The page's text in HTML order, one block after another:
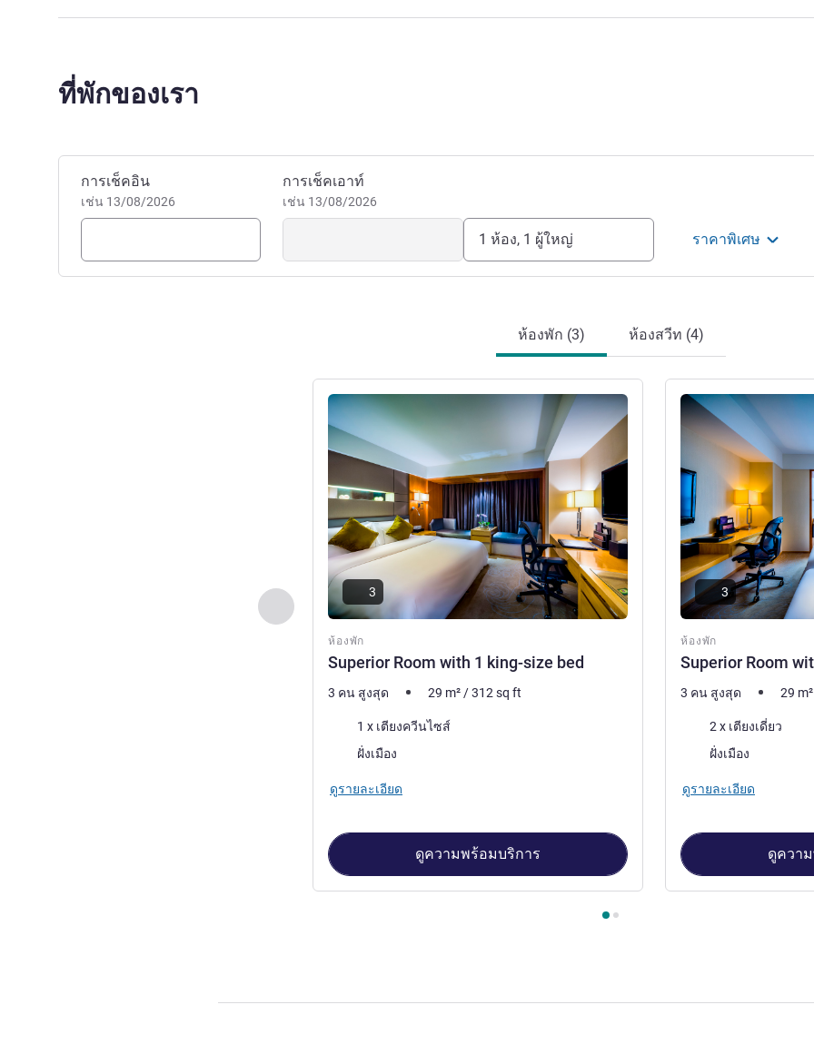
ที่พักของเรา
จองโรงแรมนี้
การเช็คอิน
เช่น 13/08/2026
การเช็คเอาท์
เช่น 13/08/2026
1 ห้อง, 1 ผู้ใหญ่ ราคาพิเศษ
ห้องพัก (3) ห้องสวีท (4)
ก่อนหน้า - ห้องพัก
ห้องพัก
Superior Room with 1 king-size bed
ดูรายละเอียด
3
3 คน สูงสุด 29 m² /312 sq ft
เครื่องนอน
1 x เตียงควีนไซส์
ฝั่งเมือง
ดูรายละเอียด
ดูความพร้อมบริการ
ห้องพัก
Superior Room
ดูรายละเอียด
3
3 คน สูงสุด 29 m²
เครื่องนอน
2 x เตียงเดี่ยว
ฝั่งเมือง
ดูรายละเอียด
ดูควา